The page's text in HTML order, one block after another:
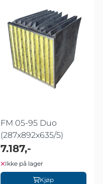
FM 05-95 Duo
(287x892x635/5)
7.187,-
Ikke på lager
Kjøp